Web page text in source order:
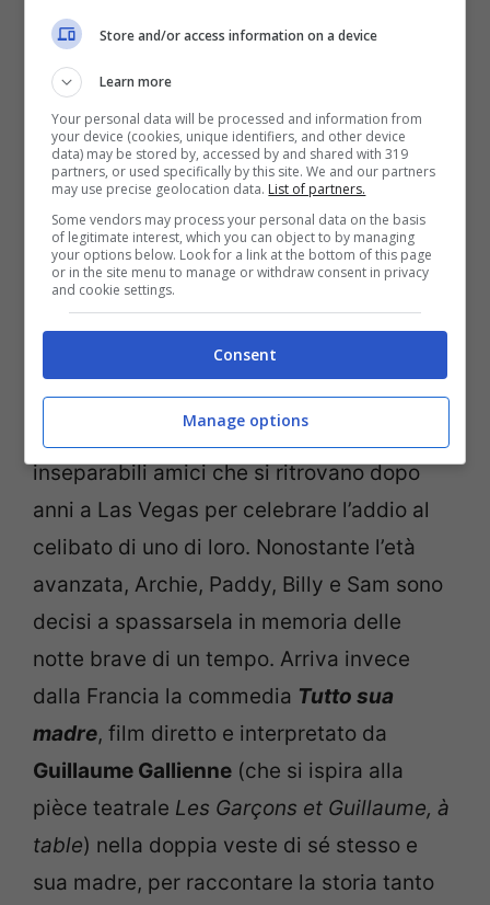
Divertimento assicurato anche nella
commediaLast Vegascon i quattro premi
Oscar Morgan Freeman, Robert De Niro,
Jon Turteltaub. Un film sull’amicizia e un
inno alla terza età in chiave umoristica,
che racconta la storia di quattro
inseparabili amici che si ritrovano dopo
anni a Las Vegas per celebrare l’addio al
celibato di uno di loro. Nonostante l’età
avanzata, Archie, Paddy, Billy e Sam sono
decisi a spassarsela in memoria delle
notte brave di un tempo. Arriva invece
dalla Francia la commedia Tutto sua
madre, film diretto e interpretato da
Guillaume Gallienne (che si ispira alla
pièce teatrale Les Garçons et Guillaume, à
table) nella doppia veste di sé stesso e
sua madre, per raccontare la storia tanto
Store and/or access information on a device
Learn more
Your personal data will be processed and information from
your device (cookies, unique identifiers, and other device
data) may be stored by, accessed by and shared with 319
partners, or used specifically by this site. We and our partners
may use precise geolocation data. List of partners.
Some vendors may process your personal data on the basis
of legitimate interest, which you can object to by managing
your options below. Look for a link at the bottom of this page
or in the site menu to manage or withdraw consent in privacy
and cookie settings.
Consent
Manage options